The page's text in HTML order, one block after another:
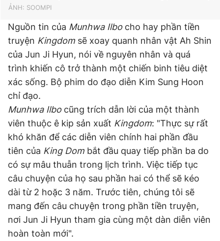
ẢNH: SOOMPI
Nguồn tin của Munhwa Ilbocho hay phần tiền
truyện Kingdom sẽ xoay quanh nhân vật Ah Shin
của Jun Ji Hyun, nói về nguyên nhân và quá
trình khiến cô trở thành một chiến binh tiêu diệt
xác sống. Bộ phim do đạo diễn Kim Sung Hoon
chỉ đạo.
Munhwa Ilbocũng trích dẫn lời của một thành
viên thuộc ê kip sản xuất Kingdom: "Thực sự rất
khó khăn để các diễn viên chính hai phần đầu
tiên của King Dom bắt đầu quay tiếp phần ba do
có sự mâu thuẫn trong lịch trình. Việc tiếp tục
câu chuyện của họ sau phần hai có thể sẽ kéo
dài từ 2 hoặc 3 năm. Trước tiên, chúng tôi sẽ
mang đến câu chuyện trong phần tiền truyện,
nơi Jun Ji Hyun tham gia cùng một dàn diễn viên
hoàn toàn mới".